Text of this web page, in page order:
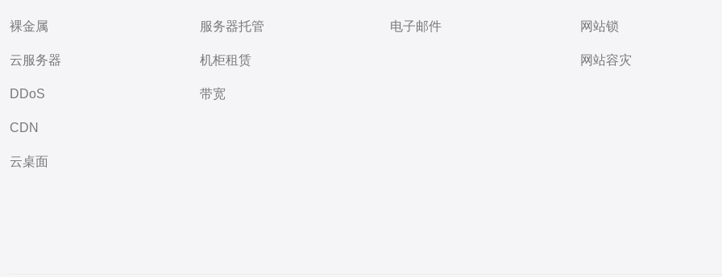
裸金属
云服务器
DDoS
CDN
云桌面
服务器托管
机柜租赁
带宽
电子邮件 网站锁
网站容灾